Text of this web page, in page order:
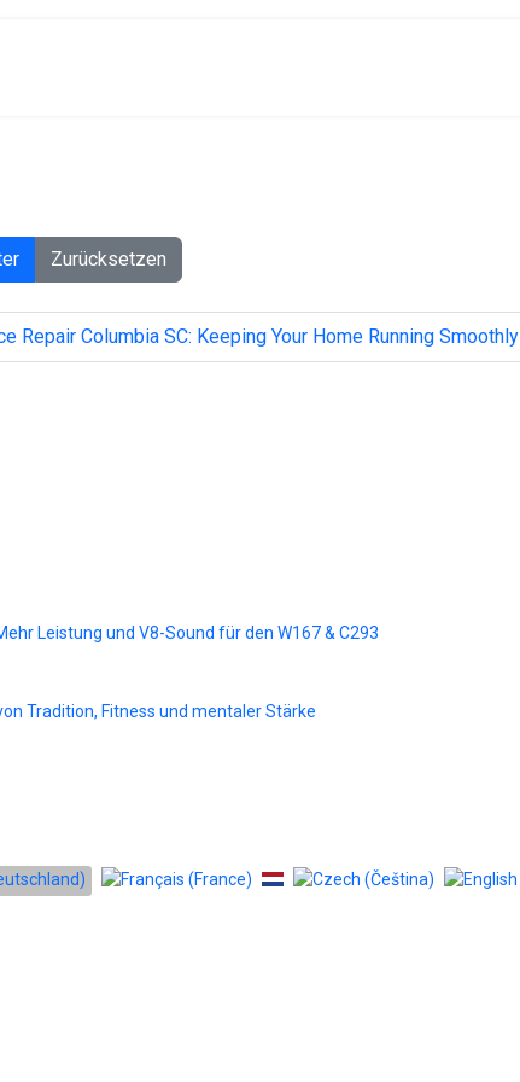
Zurücksetzen
Repair Columbia SC: Keeping Your Home Running Smoothly
Leistung und V8-Sound für den W167 & C293
Tradition, Fitness und mentaler Stärke